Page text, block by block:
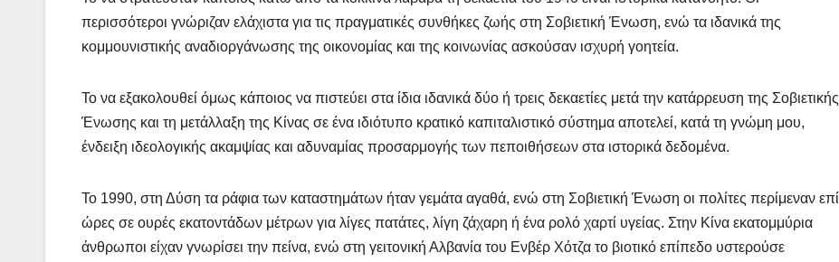
περισσότεροι γνώριζαν ελάχιστα για τις πραγματικές συνθήκες ζωής στη Σοβιετική Ένωση, ενώ τα ιδανικά της
κομμουνιστικής αναδιοργάνωσης της οικονομίας και της κοινωνίας ασκούσαν ισχυρή γοητεία.
Το να εξακολουθεί όμως κάποιος να πιστεύει στα ίδια ιδανικά δύο ή τρεις δεκαετίες μετά την κατάρρευση της Σοβιετικής
Ένωσης και τη μετάλλαξη της Κίνας σε ένα ιδιότυπο κρατικό καπιταλιστικό σύστημα αποτελεί, κατά τη γνώμη μου,
ένδειξη ιδεολογικής ακαμψίας και αδυναμίας προσαρμογής των πεποιθήσεων στα ιστορικά δεδομένα.
Το 1990, στη Δύση τα ράφια των καταστημάτων ήταν γεμάτα αγαθά, ενώ στη Σοβιετική Ένωση οι πολίτες περίμεναν επί
ώρες σε ουρές εκατοντάδων μέτρων για λίγες πατάτες, λίγη ζάχαρη ή ένα ρολό χαρτί υγείας. Στην Κίνα εκατομμύρια
άνθρωποι είχαν γνωρίσει την πείνα, ενώ στη γειτονική Αλβανία του Ενβέρ Χότζα το βιοτικό επίπεδο υστερούσε